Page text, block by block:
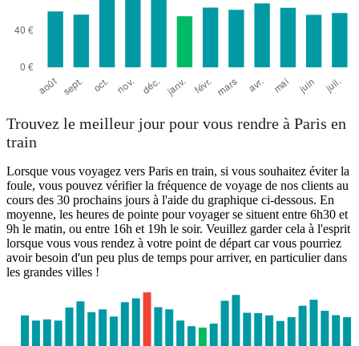
Trouvez le meilleur jour pour vous rendre à Paris en
train
Lorsque vous voyagez vers Paris en train, si vous souhaitez éviter la
foule, vous pouvez vérifier la fréquence de voyage de nos clients au
cours des 30 prochains jours à l'aide du graphique ci-dessous. En
moyenne, les heures de pointe pour voyager se situent entre 6h30 et
9h le matin, ou entre 16h et 19h le soir. Veuillez garder cela à l'esprit
lorsque vous vous rendez à votre point de départ car vous pourriez
avoir besoin d'un peu plus de temps pour arriver, en particulier dans
les grandes villes !